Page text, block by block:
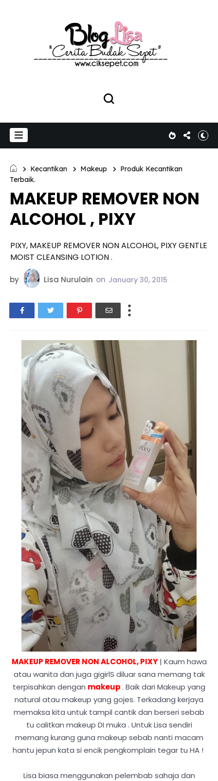
Kecantikan Makeup
Produk Kecantikan
Terbaik.
MAKEUP REMOVER NON
ALCOHOL , PIXY
PIXY, MAKEUP REMOVER NON ALCOHOL, PIXY GENTLE
MOIST CLEANSING LOTION .
by Lisa Nurulain on January 30, 2015
MAKEUP REMOVER NON ALCOHOL, PIXY| Kaum hawa
atau wanita dan juga gigirlS diluar sana memang tak
terpisahkan dengan makeup. Baik dari Makeup yang
natural atau makeup yang gojes. Terkadang kerjaya
memaksa kita untuk tampil cantik dan berseri sebab
tu calitkan makeup DI muka . Untuk Lisa sendiri
memang kurang guna makeup sebab nanti macam
hantu jepun kata si encik pengkomplain tegar tu HA !
Lisa biasa menggunakan pelembab sahaja dan